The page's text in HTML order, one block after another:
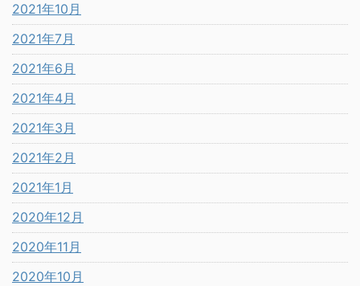
2021年10月
2021年7月
2021年6月
2021年4月
2021年3月
2021年2月
2021年1月
2020年12月
2020年11月
2020年10月